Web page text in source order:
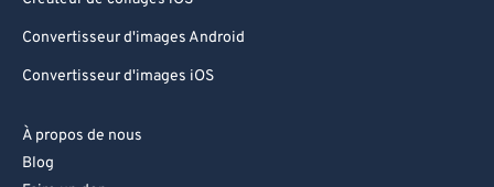
Convertisseur d'images Android
Convertisseur d'images iOS
À propos de nous
Blog